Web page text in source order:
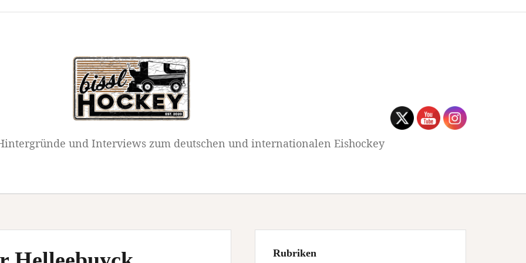
und Interviews zum deutschen und internationalen Eishockey
Rubriken